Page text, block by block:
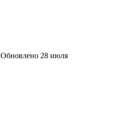
Обновлено 28 июля